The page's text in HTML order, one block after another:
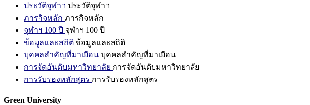
ประวัติจุฬาฯ ประวัติจุฬาฯ
ภารกิจหลัก ภารกิจหลัก
จุฬาฯ 100 ปี จุฬาฯ 100 ปี
ข้อมูลและสถิติ ข้อมูลและสถิติ
บุคคลสำคัญที่มาเยือน บุคคลสำคัญที่มาเยือน
การจัดอันดับมหาวิทยาลัย การจัดอันดับมหาวิทยาลัย
การรับรองหลักสูตร การรับรองหลักสูตร
Green University